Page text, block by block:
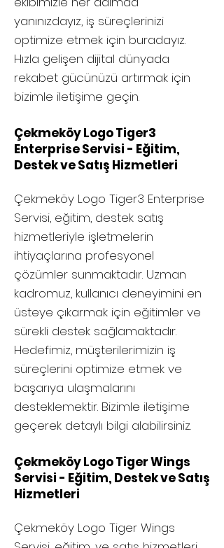
yanınızdayız, iş süreçlerinizi
optimize etmek için buradayız.
Hızla gelişen dijital dünyada
rekabet gücünüzü artırmak için
bizimle iletişime geçin.
Çekmeköy Logo Tiger3
Enterprise Servisi - Eğitim,
Destek ve Satış Hizmetleri
Çekmeköy Logo Tiger3 Enterprise
Servisi, eğitim, destek satış
hizmetleriyle işletmelerin
ihtiyaçlarına profesyonel
çözümler sunmaktadır. Uzman
kadromuz, kullanıcı deneyimini en
üsteye çıkarmak için eğitimler ve
sürekli destek sağlamaktadır.
Hedefimiz, müşterilerimizin iş
süreçlerini optimize etmek ve
başarıya ulaşmalarını
desteklemektir. Bizimle iletişime
geçerek detaylı bilgi alabilirsiniz.
Çekmeköy Logo Tiger Wings
Servisi - Eğitim, Destek ve Satış
Hizmetleri
Çekmeköy Logo Tiger Wings